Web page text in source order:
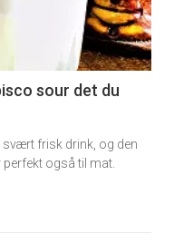
sour det du
frisk drink, og den
også til mat.